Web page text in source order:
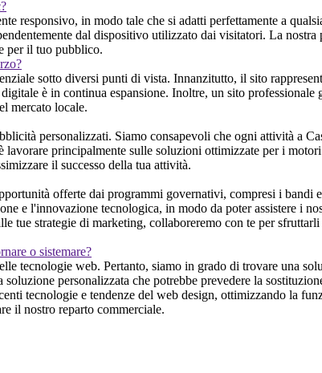
responsivo, in modo tale che si adatti perfettamente a
dal dispositivo utilizzato dai visitatori. La
per il tuo pubblico.
sotto diversi punti di vista. Innanzitutto, il sito
è in continua espansione. Inoltre, un sito
mercato locale.
personalizzati. Siamo consapevoli che ogni attività a
lavorare principalmente sulle soluzioni ottimizzate per i
il successo della tua attività.
offerte dai programmi governativi, compresi i
e l'innovazione tecnologica, in modo da poter assistere i
strategie di marketing, collaboreremo con te per
o sistemare?
tecnologie web. Pertanto, siamo in grado di trovare una
personalizzata che potrebbe prevedere la
tecnologie e tendenze del web design, ottimizzando la
il nostro reparto commerciale.